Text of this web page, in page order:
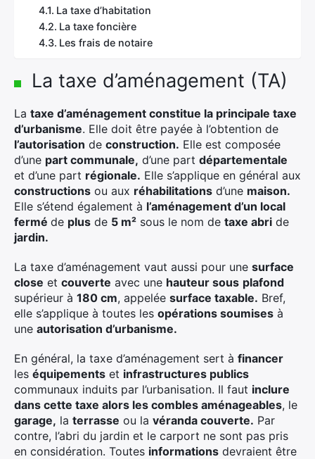
La taxe d’habitation
La taxe foncière
Les frais de notaire
La taxe d’aménagement (TA)
La taxe d’aménagement constitue la principale taxe
d’urbanisme. Elle doit être payée à l’obtention de
l’autorisation de construction. Elle est composée
d’une part communale, d’une part départementale
et d’une part régionale. Elle s’applique en général aux
constructions ou aux réhabilitations d’une maison.
Elle s’étend également à l’aménagement d’un local
fermé de plus de 5 m² sous le nom de taxe abri de
jardin.
La taxe d’aménagement vaut aussi pour une surface
close et couverte avec une hauteur sous plafond
supérieur à 180 cm, appelée surface taxable. Bref,
elle s’applique à toutes les opérations soumises à
une autorisation d’urbanisme.
En général, la taxe d’aménagement sert à financer
les équipements et infrastructures publics
communaux induits par l’urbanisation. Il faut inclure
dans cette taxe alors les combles aménageables, le
garage, la terrasse ou la véranda couverte. Par
contre, l’abri du jardin et le carport ne sont pas pris
en considération. Toutes informations devraient être